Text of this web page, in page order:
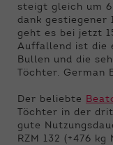
steigt gleich um
dank
geht es bei jetzt
Auffallend ist die
Bullen und die
Töchter. German
Der beliebte
Töchter in der
gute
RZM 132 (+476